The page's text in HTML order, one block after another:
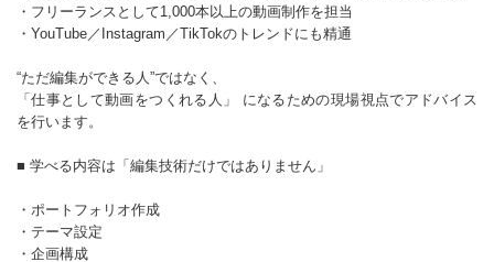
・フリーランスとして1,000本以上の動画制作を担当
・YouTube／Instagram／TikTokのトレンドにも精通
“ただ編集ができる人”ではなく、
「仕事として動画をつくれる人」 になるための現場視点でアドバイス
を行います。
■ 学べる内容は「編集技術だけではありません」
・ポートフォリオ作成
・テーマ設定
・企画構成